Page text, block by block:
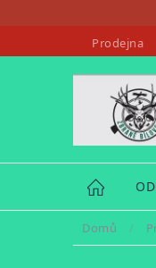
Prodejna
HOME
Domů /